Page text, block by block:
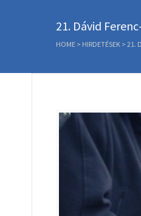
21. Dávid
HOME > HIRDETÉSEK > 21.